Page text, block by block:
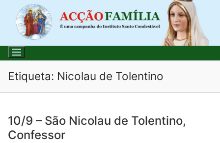
para
conteúdo
por:
Etiqueta: Nicolau de Tolentino
10/9 – São Nicolau de Tolentino,
Confessor